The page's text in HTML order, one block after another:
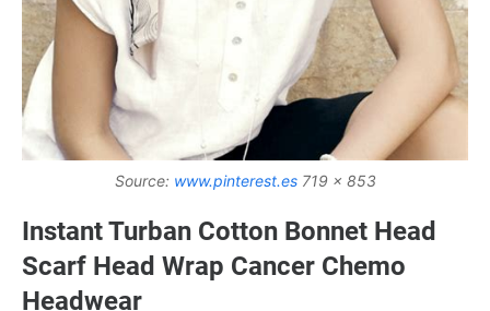
Source: www.pinterest.es719 x 853
Instant Turban Cotton Bonnet Head
Scarf Head Wrap Cancer Chemo
Headwear